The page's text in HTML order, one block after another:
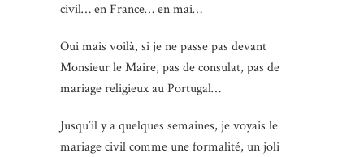
civil… en France… en mai…
Oui mais voilà, si je ne passe pas devant
Monsieur le Maire, pas de consulat, pas de
mariage religieux au Portugal…
Jusqu’il y a quelques semaines, je voyais le
mariage civil comme une formalité, un joli